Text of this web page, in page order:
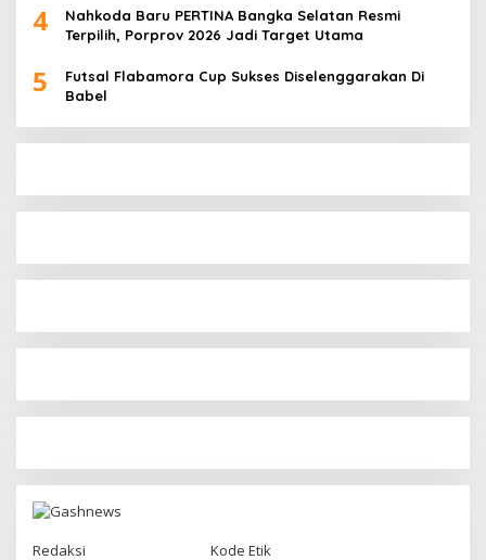
4
Nahkoda Baru PERTINA Bangka Selatan Resmi
Terpilih, Porprov 2026 Jadi Target Utama
5
Futsal Flabamora Cup Sukses Diselenggarakan Di
Babel
Redaksi Kode Etik